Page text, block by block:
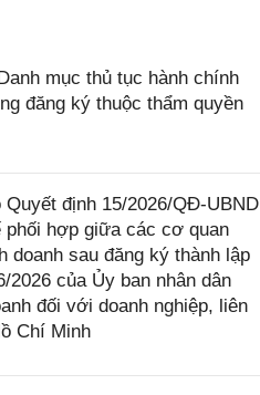
mục thủ tục hành chính
đăng ký thuộc thẩm quyền
định 15/2026/QĐ-UBND
phối hợp giữa các cơ quan
sau đăng ký thành lập
2026 của Ủy ban nhân dân
đối với doanh nghiệp, liên
Chí Minh